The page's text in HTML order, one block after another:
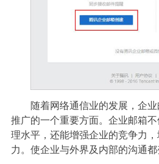
随着网络通信业的发展，企
推广的一个重要方面。企业邮箱
理水平，还能增强企业的竞争力
力。使企业与外界及内部的沟通都